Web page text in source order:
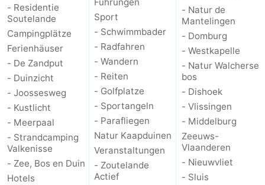
Vlaanderen
-
Nieuwvliet
-
Sluis
-
Cadzand
Natur
Het
Zwin
Wetter
Kontakt
- Residentie
Soutelande
Campingplätze
Ferienhäuser
- De Zandput
- Duinzicht
- Joossesweg
- Kustlicht
- Meerpaal
- Strandcamping
Valkenisse
- Zee, Bos en Duin
Hotels
Sport
- Schwimmbader
- Radfahren
- Wandern
- Reiten
- Golfplatze
- Sportangeln
- Parafliegen
Natur Kaapduinen
Veranstaltungen
- Zoutelande
Actief
- Natur de
Mantelingen
- Domburg
- Westkapelle
- Natur Walcherse
bos
- Dishoek
- Vlissingen
- Middelburg
Zeeuws-
Vlaanderen
- Nieuwvliet
- Sluis